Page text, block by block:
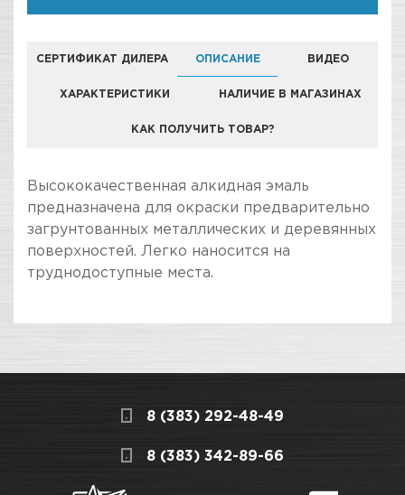
СЕРТИФИКАТ ДИЛЕРА ОПИСАНИЕ ВИДЕО
ХАРАКТЕРИСТИКИ НАЛИЧИЕ В МАГАЗИНАХ
КАК ПОЛУЧИТЬ ТОВАР?
КОМПАНИЯ "ЗВЕЗДА УДАЧИ" ЯВЛЯЕТСЯ
ОФИЦИАЛЬНЫМ ДИЛЕРОМ БРЕНДА KUDO
Высококачественная алкидная эмаль
предназначена для окраски предварительно
загрунтованных металлических и деревянных
поверхностей. Легко наносится на
труднодоступные места.
Для декоративной окраски
деревянных, пластиковых,
СКЛАДСКОЙ КОМПЛЕКС
получение товара максимально комфортными,
поэтому подготовили для Вас самую
8 (383) 292-48-49
8 (383) 342-89-66